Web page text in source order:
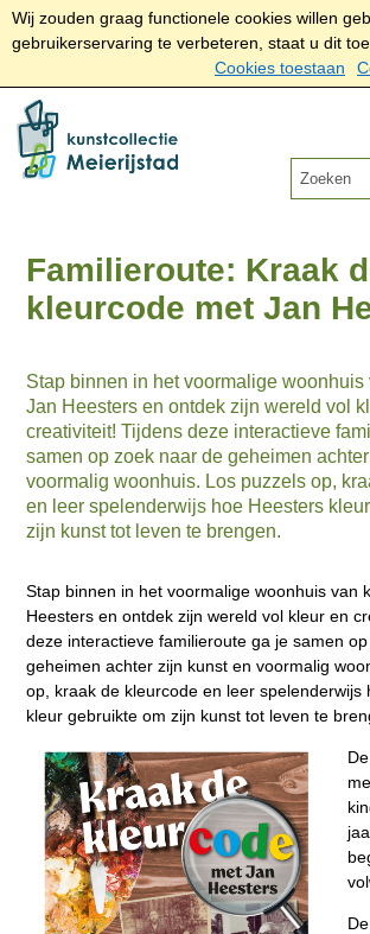
Wij zouden graag functionele cookies willen
gebruikerservaring te verbeteren, staat u dit
Cookies toestaan
Familieroute: Kraak
kleurcode met Jan
Stap binnen in het voormalige woonhuis
Jan Heesters en ontdek zijn wereld vol
creativiteit! Tijdens deze interactieve
samen op zoek naar de geheimen
voormalig woonhuis. Los puzzels op,
en leer spelenderwijs hoe Heesters
zijn kunst tot leven te brengen.
Stap binnen in het voormalige woonhuis van
Heesters en ontdek zijn wereld vol kleur en
deze interactieve familieroute ga je samen
geheimen achter zijn kunst en voormalig
op, kraak de kleurcode en leer spelenderwijs
kleur gebruikte om zijn kunst tot leven te
D